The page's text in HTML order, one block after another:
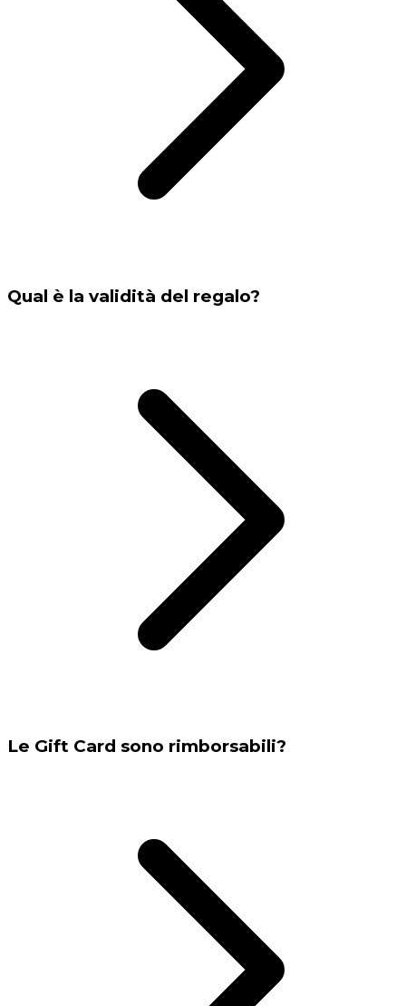
Qual è la validità del regalo?
Le Gift Card sono rimborsabili?